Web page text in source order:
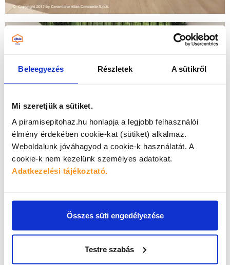
Beleegyezés Részletek A sütikről
Mi szeretjük a sütiket.
A piramisepitohaz.hu honlapja a legjobb felhasználói
élmény érdekében cookie-kat (sütiket) alkalmaz.
Weboldalunk jóváhagyod a cookie-k használatát. A
cookie-k nem kezelünk személyes adatokat.
Adatkezelési tájékoztató.
Összes süti engedélyezése
Testre szabás